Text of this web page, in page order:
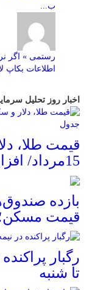
ب...
رستمی » اگر
اطلاعات بکاپ
اخبار روز تحلیل
قیمت طلا،
15مرداد/ افزایش قیمت ها + جدول
بازده
قیمت مسکن؛
رگبار
تا شنبه